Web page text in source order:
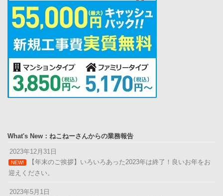
What's New：ねこねーさんからの業務報告
2023年12月31日
NEW!
【年末のご挨拶】いろいろあった2023年は終了！良いお年をお
迎えください。
2023年5月1日